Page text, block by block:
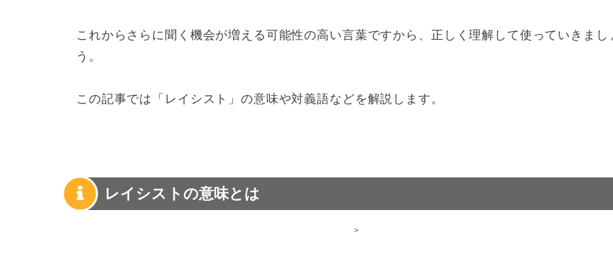
これからさらに聞く機会が増える可能性の高い言葉ですから、正しく理解して使っていきまし
う。
この記事では「レイシスト」の意味や対義語などを解説します。
レイシストの意味とは
>